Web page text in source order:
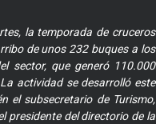
la temporada de cruceros
de unos 232 buques a los
sector, que generó 110.000
actividad se desarrolló este
el subsecretario de Turismo,
presidente del directorio de la